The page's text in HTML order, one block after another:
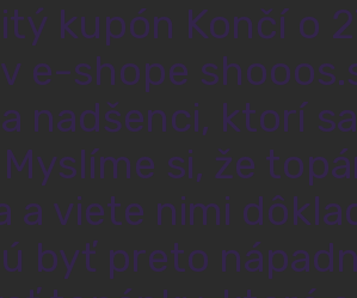
kupón Končí o
e-shope
nadšenci, ktorí
si, že
a viete nimi
byť preto